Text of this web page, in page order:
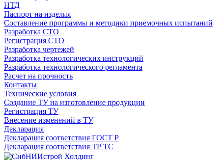
НТД
Паспорт на изделия
Составление программы и методики приемочных испытаний
Разработка СТО
Регистрация СТО
Разработка чертежей
Разработка технологических инструкций
Разработка технологического регламента
Расчет на прочность
Контакты
Технические условия
Создание ТУ на изготовление продукции
Регистрация ТУ
Внесение изменений в ТУ
Декларация
Декларация соответствия ГОСТ Р
Декларация соответствия ТР ТС